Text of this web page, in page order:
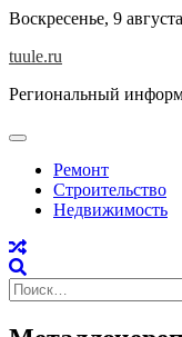
Skip
content
Воскресенье, 9
tuule.ru
Региональный
Ремонт
Строительство
Недвижимость
Найти: